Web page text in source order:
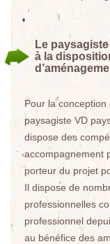
Le
à la
Pour la
paysagiste VD
dispose des
accompagnement
porteur du projet
Il dispose de
professionnelles
professionnel
au bénéfice des